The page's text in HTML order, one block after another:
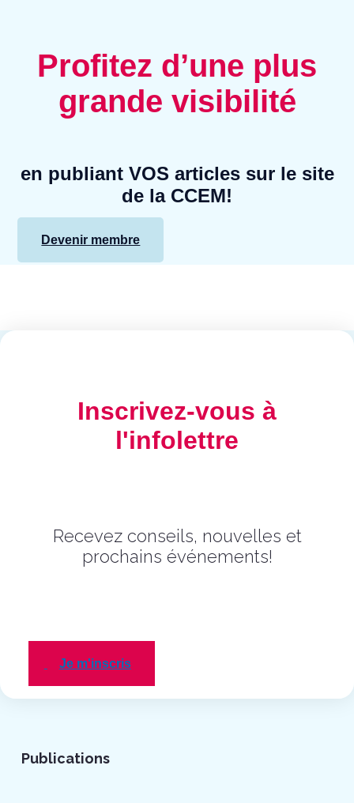
Profitez d’une plus
grande visibilité
en publiant VOS articles sur le site
de la CCEM!
Devenir membre
Inscrivez-vous à
l'infolettre
Recevez conseils, nouvelles et
prochains événements!
Je m'inscris
Publications